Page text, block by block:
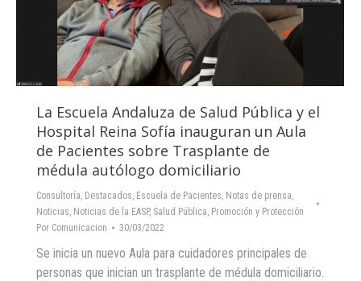
La Escuela Andaluza de Salud Pública y el
Hospital Reina Sofía inauguran un Aula
de Pacientes sobre Trasplante de
médula autólogo domiciliario
Consultoría, Destacados, Escuela de Pacientes, Notas de prensa,
Noticias, Noticias de la EASP, Salud Pública, Promoción y Protección
Por Comunicacion 30/03/2022
Se inicia un nuevo Aula para cuidadores principales de
personas que inician un trasplante de médula domiciliario.